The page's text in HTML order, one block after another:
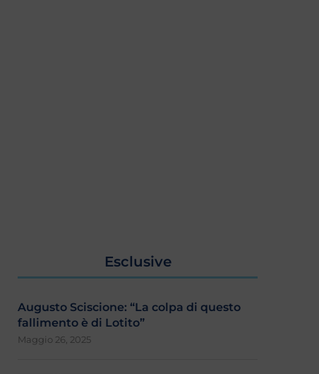
Esclusive
Augusto Sciscione: “La colpa di questo
fallimento è di Lotito”
Maggio 26, 2025